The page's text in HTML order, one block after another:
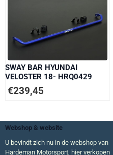
SWAY BAR HYUNDAI
VELOSTER 18- HRQ0429
€239,45
Webshop & website
U bevindt zich nu in de webshop van
Hardeman Motorsport, hier verkopen